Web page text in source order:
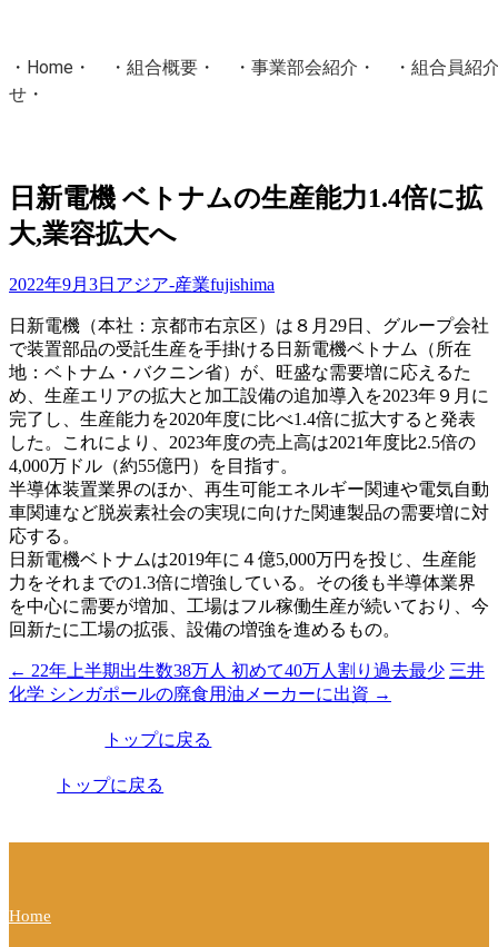
・ Home ・ ・ 組合概要 ・ ・ 事業部会紹介 ・ ・ 組合員紹
せ ・
協同組合Masters／
国土交通省・経済産業省・農林水産省・厚生労働省 認可
日新電機 ベトナムの生産能力1.4倍に拡
大,業容拡大へ
2022年9月3日 アジア-産業fujishima
日新電機（本社：京都市右京区）は８月29日、グループ会社
で装置部品の受託生産を手掛ける日新電機ベトナム（所在
地：ベトナム・バクニン省）が、旺盛な需要増に応えるた
め、生産エリアの拡大と加工設備の追加導入を2023年９月に
完了し、生産能力を2020年度に比べ1.4倍に拡大すると発表
した。これにより、2023年度の売上高は2021年度比2.5倍の
4,000万ドル（約55億円）を目指す。
半導体装置業界のほか、再生可能エネルギー関連や電気自動
車関連など脱炭素社会の実現に向けた関連製品の需要増に対
応する。
日新電機ベトナムは2019年に４億5,000万円を投じ、生産能
力をそれまでの1.3倍に増強している。その後も半導体業界
を中心に需要が増加、工場はフル稼働生産が続いており、今
回新たに工場の拡張、設備の増強を進めるもの。
投
稿
ョ
← 22年上半期出生数38万人 初めて40万人割り過去最少 三井
化学 シンガポールの廃食用油メーカーに出資 →
トップに戻る
トップに戻る
Home